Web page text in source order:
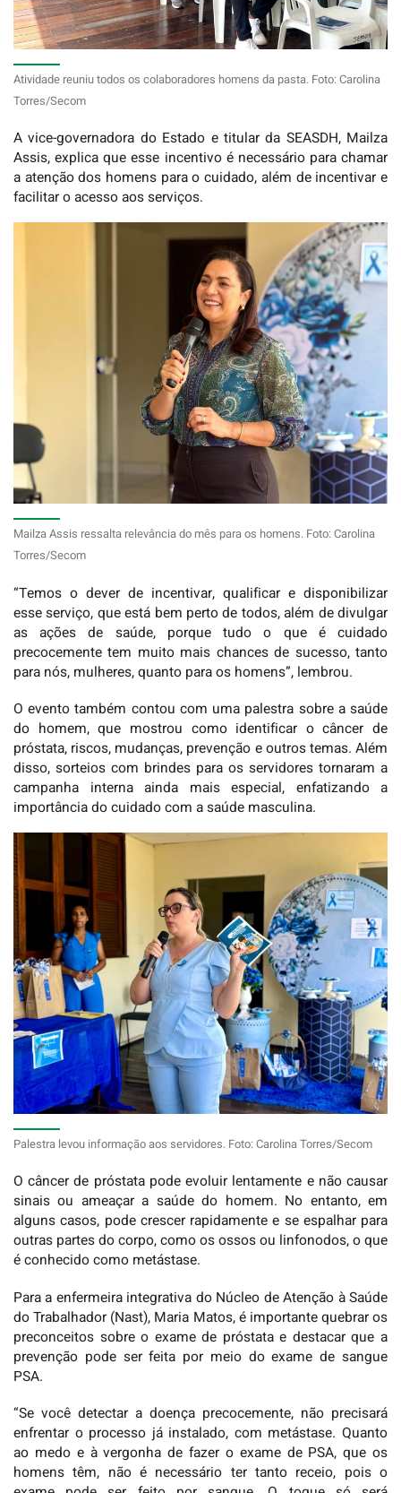
Atividade reuniu todos os colaboradores homens da pasta. Foto: Carolina
Torres/Secom
A vice-governadora do Estado e titular da SEASDH, Mailza
Assis, explica que esse incentivo é necessário para chamar
a atenção dos homens para o cuidado, além de incentivar e
facilitar o acesso aos serviços.
Mailza Assis ressalta relevância do mês para os homens. Foto: Carolina
Torres/Secom
“Temos o dever de incentivar, qualificar e disponibilizar
esse serviço, que está bem perto de todos, além de divulgar
as ações de saúde, porque tudo o que é cuidado
precocemente tem muito mais chances de sucesso, tanto
para nós, mulheres, quanto para os homens”, lembrou.
O evento também contou com uma palestra sobre a saúde
do homem, que mostrou como identificar o câncer de
próstata, riscos, mudanças, prevenção e outros temas. Além
disso, sorteios com brindes para os servidores tornaram a
campanha interna ainda mais especial, enfatizando a
importância do cuidado com a saúde masculina.
Palestra levou informação aos servidores. Foto: Carolina Torres/Secom
O câncer de próstata pode evoluir lentamente e não causar
sinais ou ameaçar a saúde do homem. No entanto, em
alguns casos, pode crescer rapidamente e se espalhar para
outras partes do corpo, como os ossos ou linfonodos, o que
é conhecido como metástase.
Para a enfermeira integrativa do Núcleo de Atenção à Saúde
do Trabalhador (Nast), Maria Matos, é importante quebrar os
preconceitos sobre o exame de próstata e destacar que a
prevenção pode ser feita por meio do exame de sangue
PSA.
“Se você detectar a doença precocemente, não precisará
enfrentar o processo já instalado, com metástase. Quanto
ao medo e à vergonha de fazer o exame de PSA, que os
homens têm, não é necessário ter tanto receio, pois o